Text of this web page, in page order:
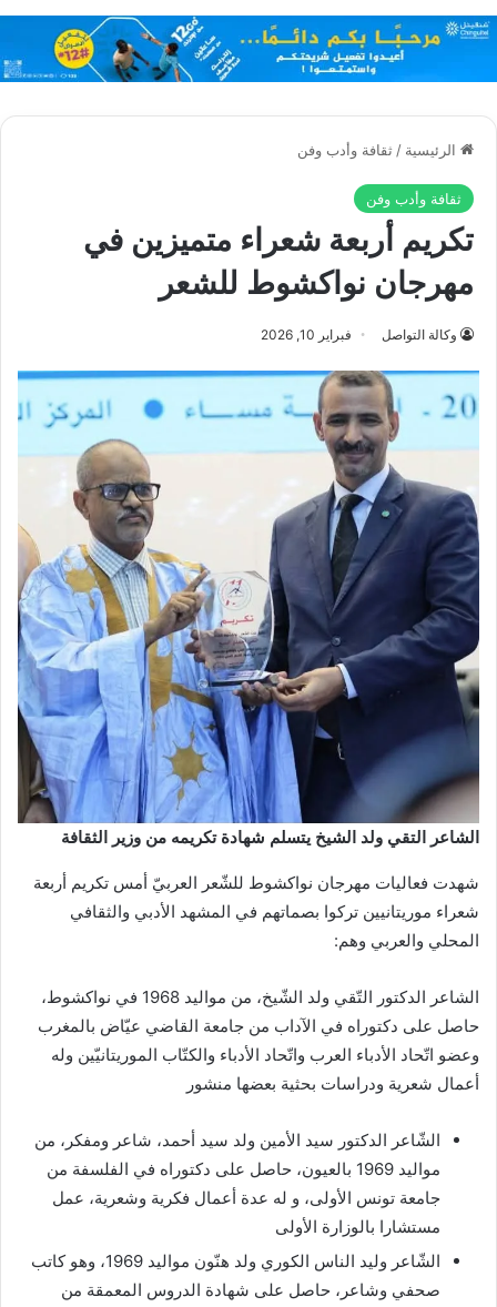
الرئيسية / ثقافة وأدب وفن
ثقافة وأدب وفن
تكريم أربعة شعراء متميزين في
مهرجان نواكشوط للشعر
وكالة التواصل فبراير 10, 2026
الشاعر التقي ولد الشيخ يتسلم شهادة تكريمه من وزير الثقافة
شهدت فعاليات مهرجان نواكشوط للشّعر العربيّ أمس تكريم أربعة
شعراء موريتانيين تركوا بصماتهم في المشهد الأدبي والثقافي
المحلي والعربي وهم:
الشاعر الدكتور التّقي ولد الشّيخ، من مواليد 1968 في نواكشوط،
حاصل على دكتوراه في الآداب من جامعة القاضي عيّاض بالمغرب
وعضو اتّحاد الأدباء العرب واتّحاد الأدباء والكتّاب الموريتانيّين وله
أعمال شعرية ودراسات بحثية بعضها منشور
الشّاعر الدكتور سيد الأمين ولد سيد أحمد، شاعر ومفكر، من
مواليد 1969 بالعيون، حاصل على دكتوراه في الفلسفة من
جامعة تونس الأولى، و له عدة أعمال فكرية وشعرية، عمل
مستشارا بالوزارة الأولى
الشّاعر وليد الناس الكوري ولد هنّون مواليد 1969، وهو كاتب
صحفي وشاعر، حاصل على شهادة الدروس المعمقة من